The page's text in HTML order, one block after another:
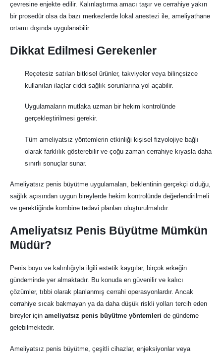
çevresine enjekte edilir. Kalınlaştırma amacı taşır ve cerrahiye yakın
bir prosedür olsa da bazı merkezlerde lokal anestezi ile, ameliyathane
ortamı dışında uygulanabilir.
Dikkat Edilmesi Gerekenler
Reçetesiz satılan bitkisel ürünler, takviyeler veya bilinçsizce
kullanılan ilaçlar ciddi sağlık sorunlarına yol açabilir.
Uygulamaların mutlaka uzman bir hekim kontrolünde
gerçekleştirilmesi gerekir.
Tüm ameliyatsız yöntemlerin etkinliği kişisel fizyolojiye bağlı
olarak farklılık gösterebilir ve çoğu zaman cerrahiye kıyasla daha
sınırlı sonuçlar sunar.
Ameliyatsız penis büyütme uygulamaları, beklentinin gerçekçi olduğu,
sağlık açısından uygun bireylerde hekim kontrolünde değerlendirilmeli
ve gerektiğinde kombine tedavi planları oluşturulmalıdır.
Ameliyatsız Penis Büyütme Mümkün
Müdür?
Penis boyu ve kalınlığıyla ilgili estetik kaygılar, birçok erkeğin
gündeminde yer almaktadır. Bu konuda en güvenilir ve kalıcı
çözümler, tıbbi olarak planlanmış cerrahi operasyonlardır. Ancak
cerrahiye sıcak bakmayan ya da daha düşük riskli yolları tercih eden
bireyler için ameliyatsız penis büyütme yöntemleri de gündeme
gelebilmektedir.
Ameliyatsız penis büyütme, çeşitli cihazlar, enjeksiyonlar veya